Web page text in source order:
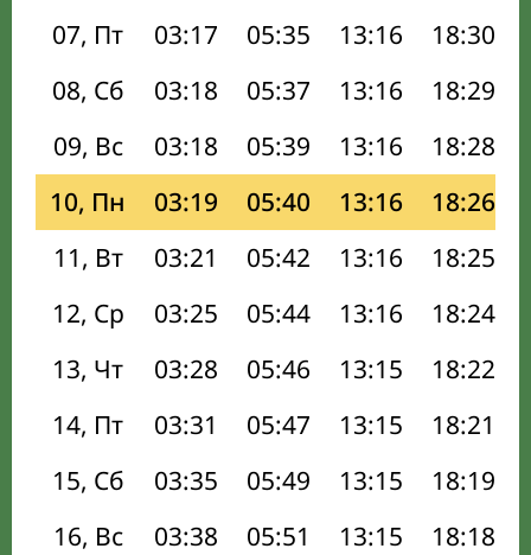
07, Пт
03:17 05:35 13:16 18:30
08, Сб
03:18 05:37 13:16 18:29
09, Вс
03:18 05:39 13:16 18:28
10, Пн
03:19 05:40 13:16 18:26
11, Вт
03:21 05:42 13:16 18:25
12, Ср
03:25 05:44 13:16 18:24
13, Чт
03:28 05:46 13:15 18:22
14, Пт
03:31 05:47 13:15 18:21
15, Сб
03:35 05:49 13:15 18:19
16, Вс
03:38 05:51 13:15 18:18